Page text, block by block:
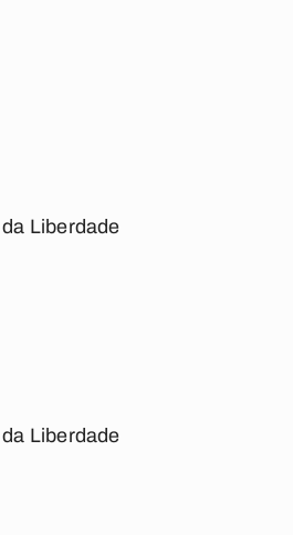
Liberdade
Liberdade